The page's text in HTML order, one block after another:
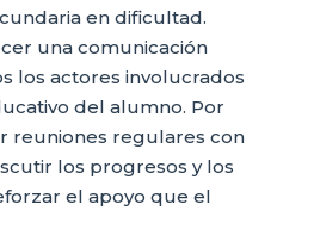
en dificultad.
una comunicación
los actores involucrados
del alumno. Por
reuniones regulares con
los progresos y los
el apoyo que el